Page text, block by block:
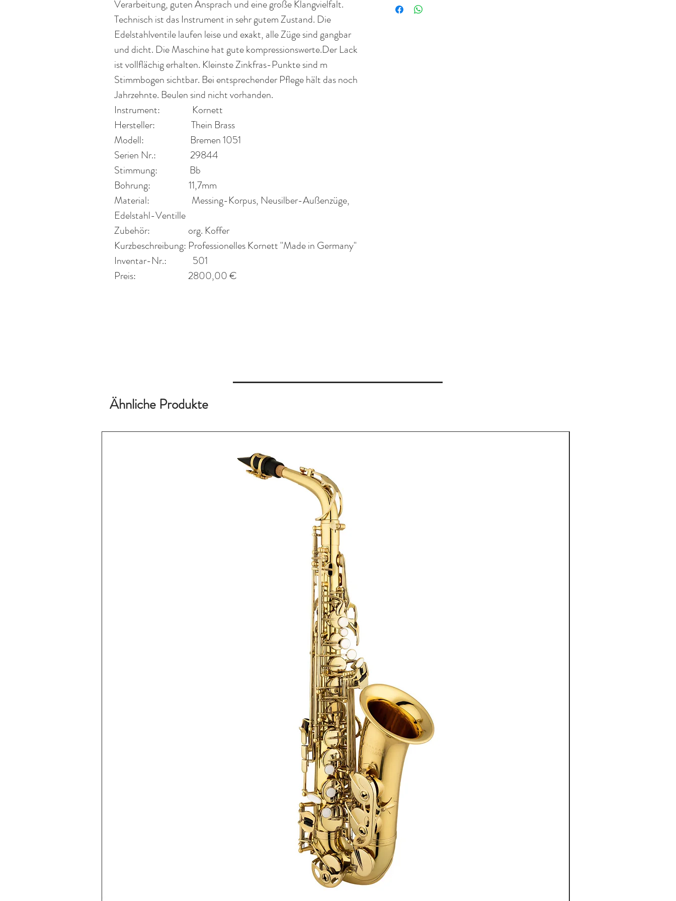
Verarbeitung, guten Ansprach und eine große Klangvielfalt.
Technisch ist das Instrument in sehr gutem Zustand. Die
Edelstahlventile laufen leise und exakt, alle Züge sind gangbar
und dicht. Die Maschine hat gute kompressionswerte.Der Lack
ist vollflächig erhalten. Kleinste Zinkfras-Punkte sind m
Stimmbogen sichtbar. Bei entsprechender Pflege hält das noch
Jahrzehnte. Beulen sind nicht vorhanden.
Instrument: Kornett
Hersteller: Thein Brass
Modell: Bremen 1051
Serien Nr.: 29844
Stimmung: Bb
Bohrung: 11,7mm
Material: Messing-Korpus, Neusilber-Außenzüge,
Edelstahl-Ventille
Zubehör: org. Koffer
Kurzbeschreibung: Professionelles Kornett "Made in Germany"
Inventar-Nr.: 501
Preis: 2800,00 €
Selbstverständlich bekommen Sie von mir 1 Jahr
einem Instrument und erstelle ihnen ein
Ähnliche Produkte